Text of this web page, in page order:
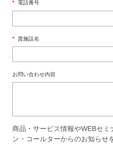
* 電話番号
* 貴施設名
お問い合わせ内容
商品・サービス情報やWEBセ
ン・コールターからのお知らせ